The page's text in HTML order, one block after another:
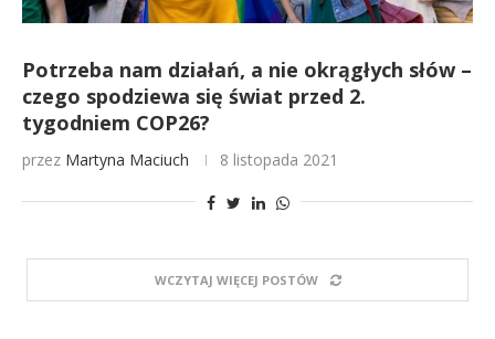
Potrzeba nam działań, a nie okrągłych słów –
czego spodziewa się świat przed 2.
tygodniem COP26?
przez Martyna Maciuch 8 listopada 2021
WCZYTAJ WIĘCEJ POSTÓW